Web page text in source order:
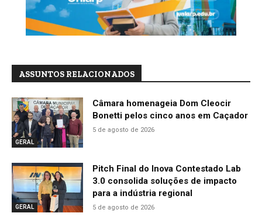
ASSUNTOS RELACIONADOS
GERAL
Câmara homenageia Dom Cleocir
Bonetti pelos cinco anos em Caçador
5 de agosto de 2026
GERAL
Pitch Final do Inova Contestado Lab
3.0 consolida soluções de impacto
para a indústria regional
5 de agosto de 2026